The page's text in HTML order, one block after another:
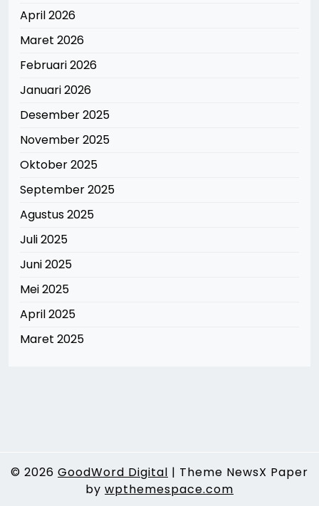
April 2026
Maret 2026
Februari 2026
Januari 2026
Desember 2025
November 2025
Oktober 2025
September 2025
Agustus 2025
Juli 2025
Juni 2025
Mei 2025
April 2025
Maret 2025
© 2026 GoodWord Digital | Theme NewsX Paper
by wpthemespace.com